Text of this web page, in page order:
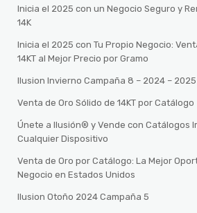
Inicia el 2025 con un Negocio Seguro y
14K
Inicia el 2025 con Tu Propio Negocio:
14KT al Mejor Precio por Gramo
Ilusion Invierno Campaña 8 – 2024 – 2025
Venta de Oro Sólido de 14KT por Catálogo
Únete a Ilusión® y Vende con Catálogos
Cualquier Dispositivo
Venta de Oro por Catálogo: La Mejor
Negocio en Estados Unidos
Ilusion Otoño 2024 Campaña 5